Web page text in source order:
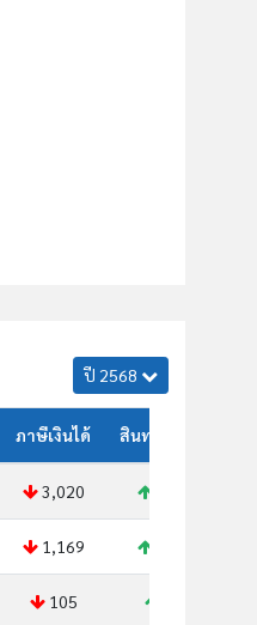
ปี 2568
ภาษีเงินได้ สินทรัพย์รวม
3,020
1,169
105